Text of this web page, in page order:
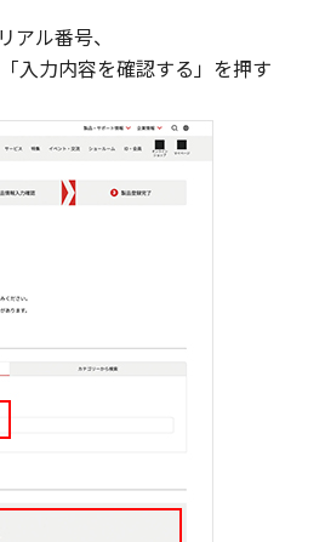
アル番号、
入力内容を確認する」を押す